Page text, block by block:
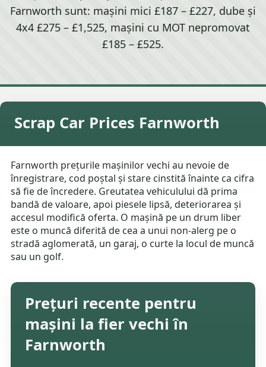
Farnworth sunt: mașini mici £187 – £227, dube și
4x4 £275 – £1,525, mașini cu MOT nepromovat
£185 – £525.
Scrap Car Prices Farnworth
Farnworth prețurile mașinilor vechi au nevoie de
înregistrare, cod poștal și stare cinstită înainte ca cifra
să fie de încredere. Greutatea vehiculului dă prima
bandă de valoare, apoi piesele lipsă, deteriorarea și
accesul modifică oferta. O mașină pe un drum liber
este o muncă diferită de cea a unui non-alerg pe o
stradă aglomerată, un garaj, o curte la locul de muncă
sau un golf.
Prețuri recente pentru
mașini la fier vechi în
Farnworth